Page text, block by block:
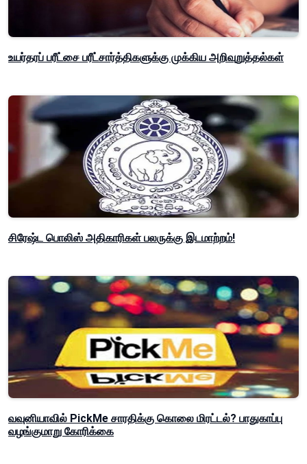
உயர்தரப் பரீட்சை பரீட்சார்த்திகளுக்கு முக்கிய அறிவுறுத்தல்கள்
சிரேஷ்ட பொலிஸ் அதிகாரிகள் பலருக்கு இடமாற்றம்!
வவுனியாவில் PickMe சாரதிக்கு கொலை மிரட்டல்? பாதுகாப்பு
வழங்குமாறு கோரிக்கை